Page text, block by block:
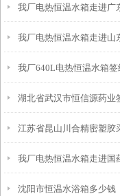
我厂电热恒温水箱走进广
富龙力电缆
我厂电热恒温水箱走进山
长龙电缆
我厂640L电热恒温水箱签
府江东科技有限公司
湖北省武汉市恒信源药业
型电热恒温水箱
江苏省昆山川合精密塑胶
型电热恒温水箱
我厂电热恒温水箱走进国
公司
沈阳市恒温水浴箱多少钱